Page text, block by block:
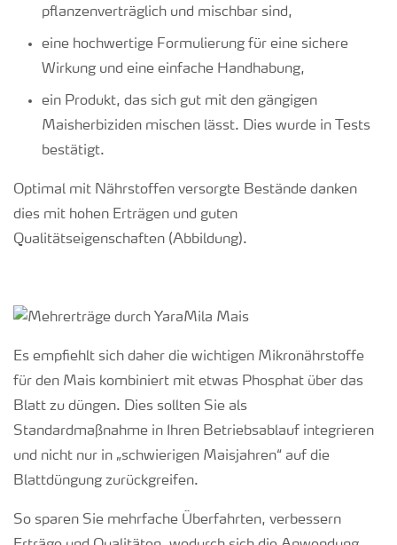
pflanzenverträglich und mischbar sind,
eine hochwertige Formulierung für eine sichere
Wirkung und eine einfache Handhabung,
ein Produkt, das sich gut mit den gängigen
Maisherbiziden mischen lässt. Dies wurde in Tests
bestätigt.
Optimal mit Nährstoffen versorgte Bestände danken
dies mit hohen Erträgen und guten
Qualitätseigenschaften (Abbildung).
Es empfiehlt sich daher die wichtigen Mikronährstoffe
für den Mais kombiniert mit etwas Phosphat über das
Blatt zu düngen. Dies sollten Sie als
Standardmaßnahme in Ihren Betriebsablauf integrieren
und nicht nur in „schwierigen Maisjahren“ auf die
Blattdüngung zurückgreifen.
So sparen Sie mehrfache Überfahrten, verbessern